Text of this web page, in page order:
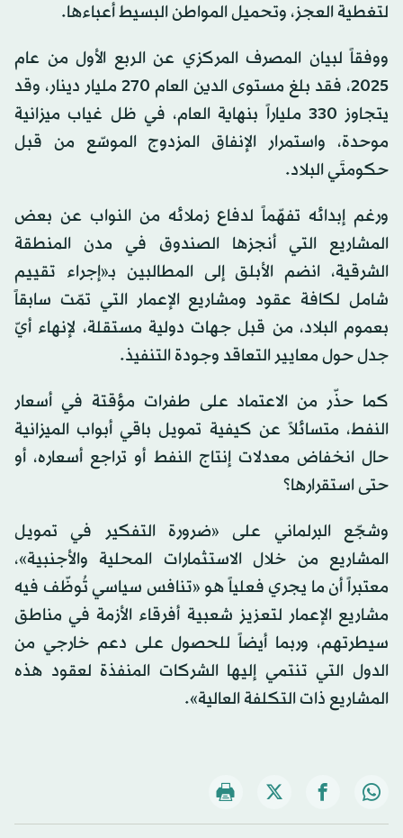
لتغطية العجز، وتحميل المواطن البسيط أعباءها.
ووفقاً لبيان المصرف المركزي عن الربع الأول من عام
2025، فقد بلغ مستوى الدين العام 270 مليار دينار، وقد
يتجاوز 330 ملياراً بنهاية العام، في ظل غياب ميزانية
موحدة، واستمرار الإنفاق المزدوج الموسّع من قبل
حكومتَي البلاد.
ورغم إبدائه تفهّماً لدفاع زملائه من النواب عن بعض
المشاريع التي أنجزها الصندوق في مدن المنطقة
الشرقية، انضم الأبلق إلى المطالبين بـ«إجراء تقييم
شامل لكافة عقود ومشاريع الإعمار التي تمّت سابقاً
بعموم البلاد، من قبل جهات دولية مستقلة، لإنهاء أيّ
جدل حول معايير التعاقد وجودة التنفيذ.
كما حذّر من الاعتماد على طفرات مؤقتة في أسعار
النفط، متسائلاً عن كيفية تمويل باقي أبواب الميزانية
حال انخفاض معدلات إنتاج النفط أو تراجع أسعاره، أو
حتى استقرارها؟
وشجّع البرلماني على «ضرورة التفكير في تمويل
المشاريع من خلال الاستثمارات المحلية والأجنبية»،
معتبراً أن ما يجري فعلياً هو «تنافس سياسي تُوظّف فيه
مشاريع الإعمار لتعزيز شعبية أفرقاء الأزمة في مناطق
سيطرتهم، وربما أيضاً للحصول على دعم خارجي من
الدول التي تنتمي إليها الشركات المنفذة لعقود هذه
المشاريع ذات التكلفة العالية».